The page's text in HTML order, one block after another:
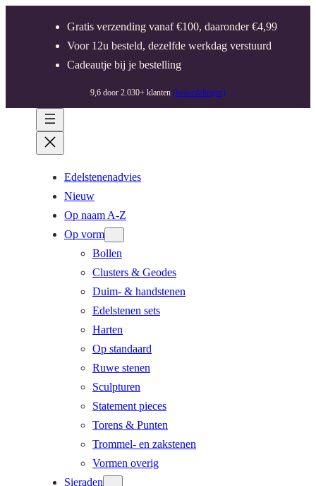
Gratis verzending vanaf €100, daaronder €4,99
Voor 12u besteld, dezelfde werkdag verstuurd
Cadeautje bij je bestelling
9,6 door 2.030+ klanten (beoordelingen)
Edelstenenadvies
Nieuw
Op naam A-Z
Op vorm
Bollen
Clusters & Geodes
Duim- & handstenen
Edelstenen sets
Harten
Op standaard
Ruwe stenen
Sculpturen
Statement pieces
Torens & Punten
Trommel- en zakstenen
Vormen overig
Sieraden